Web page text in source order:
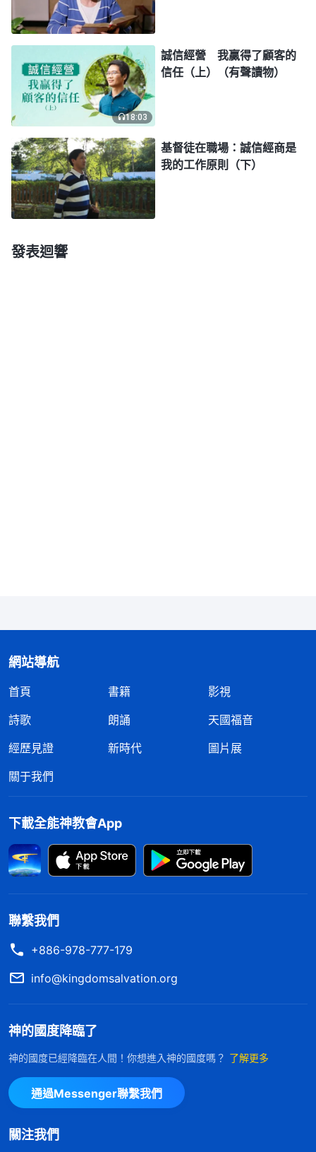
小瞧我，我在大家心目中的地位就會一落千丈。越這
樣想我就越不能正確對待犯下的錯誤，想把自己包裹
偽裝成一個完美的人，不敢承認錯誤尋求幫助，甚至
還想在大家都不知道的情况下把錯誤悄悄地彌補回來
保住自己的面子。其實錯誤已經發生了，應該單純敞
開承認錯誤、總結吸取教訓，可我却極力地包裹掩
蓋，耍詭詐欺騙人。神鑒察一切，我騙得了人還能騙
得了神嗎？這不是掩耳盗鈴嗎？我真是太愚蠢了！正
常人都有犯錯的時候，犯錯并不是什麽羞耻難堪的事
情，而且這對我也是個警醒，再盡本分就能多用點
心。而我在盡本分出現錯誤時却絞盡腦汁地去掩蓋，
在神眼裏耍詭詐掩蓋遠比出錯性質更嚴重啊，我越包
有一場戲的音頻錯位了十三幀，他也拿不準該不該重
的延遲，聲畫不同步，當時我還讓一個姊妹檢查這部
分，她咋也没檢查出來呢？重新渲染還要花幾個小
時，多耽誤時間哪！要不就别跟大家説了，本來也不
是啥大問題，多數人也看不出來，况且讓大家知道視
頻存在這種問題會怎麽看我呀？會不會説我不可靠、
去誰還會信任我呢？」當時我内心也不平安、受控
很黑暗。我意識到我又在掩蓋錯誤了，就在心裏向神
禱告：「神啊，現在我才感覺到原來説真話做誠實人
這麽難，涉及我的虚榮臉面時我總是身不由己地維護
我勇氣和膽量，讓我能按着你的話實行做誠實人。」
了出來。後來，因為視頻還有其他問題，我就把這些
問題一并修改，檢查完重新轉給了帶領。
想掩蓋錯誤？問題的根源到底是什麽呢？我看到兩段
18:03
誠信經營 我贏得了顧客的
信任（上）（有聲讀物）
基督徒在職場：誠信經商是
我的工作原則（下）
發表迴響
網站導航
首頁 書籍
影視
詩歌
朗誦
天國福音
經歷見證
新時代
圖片展
關于我們
下載全能神教會App
聯繫我們
+886-978-777-179
info@kingdomsalvation.org
神的國度降臨了
神的國度已經降臨在人間！你想進入神的國度嗎？ 了解更多
通過Messenger聯繫我們
關注我們